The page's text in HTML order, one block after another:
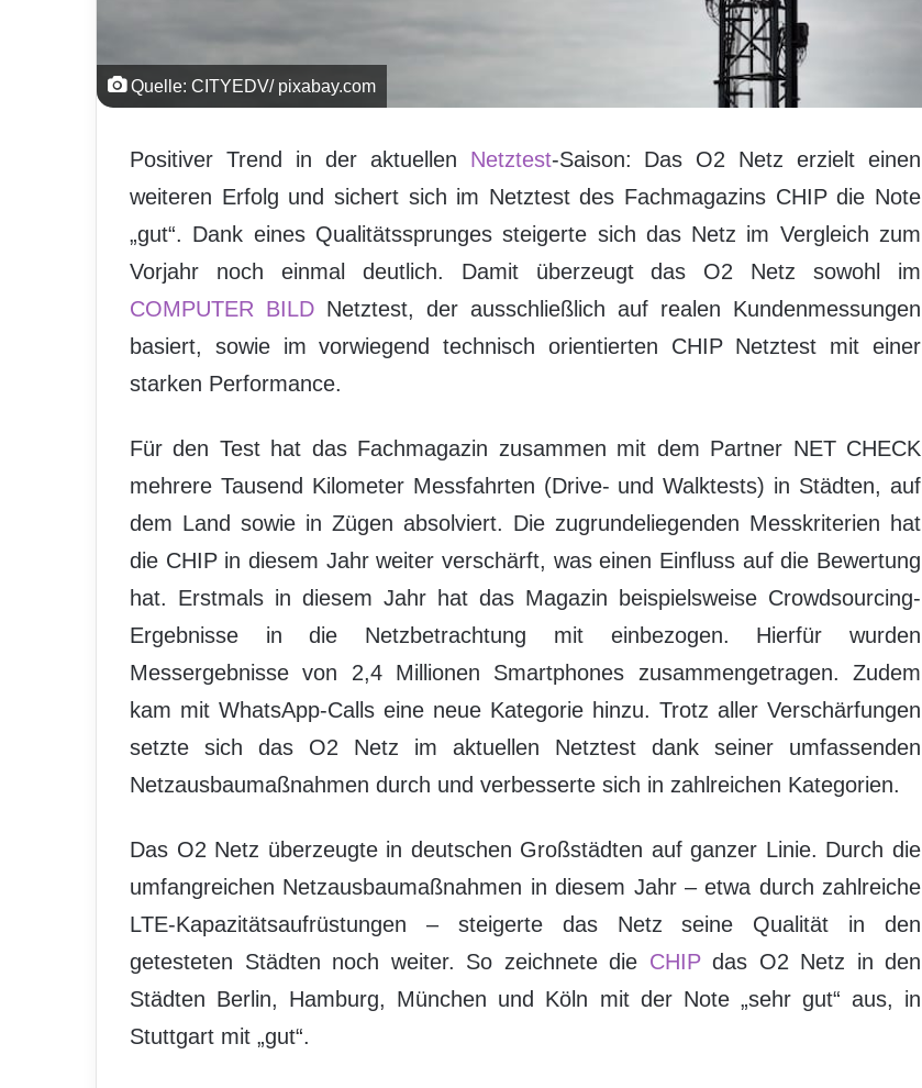
Quelle: CITYEDV/ pixabay.com
Positiver Trend in der aktuellen Netztest-Saison: Das O2 Netz erzielt einen
weiteren Erfolg und sichert sich im Netztest des Fachmagazins CHIP die Note
„gut“. Dank eines Qualitätssprunges steigerte sich das Netz im Vergleich zum
Vorjahr noch einmal deutlich. Damit überzeugt das O2 Netz sowohl im
COMPUTER BILD Netztest, der ausschließlich auf realen Kundenmessungen
basiert, sowie im vorwiegend technisch orientierten CHIP Netztest mit einer
starken Performance.
Für den Test hat das Fachmagazin zusammen mit dem Partner NET CHECK
mehrere Tausend Kilometer Messfahrten (Drive- und Walktests) in Städten, auf
dem Land sowie in Zügen absolviert. Die zugrundeliegenden Messkriterien hat
die CHIP in diesem Jahr weiter verschärft, was einen Einfluss auf die Bewertung
hat. Erstmals in diesem Jahr hat das Magazin beispielsweise Crowdsourcing-
Ergebnisse in die Netzbetrachtung mit einbezogen. Hierfür wurden
Messergebnisse von 2,4 Millionen Smartphones zusammengetragen. Zudem
kam mit WhatsApp-Calls eine neue Kategorie hinzu. Trotz aller Verschärfungen
setzte sich das O2 Netz im aktuellen Netztest dank seiner umfassenden
Netzausbaumaßnahmen durch und verbesserte sich in zahlreichen Kategorien.
Das O2 Netz überzeugte in deutschen Großstädten auf ganzer Linie. Durch die
umfangreichen Netzausbaumaßnahmen in diesem Jahr – etwa durch zahlreiche
LTE-Kapazitätsaufrüstungen – steigerte das Netz seine Qualität in den
getesteten Städten noch weiter. So zeichnete die CHIPdas O2 Netz in den
Städten Berlin, Hamburg, München und Köln mit der Note „sehr gut“ aus, in
Stuttgart mit „gut“.